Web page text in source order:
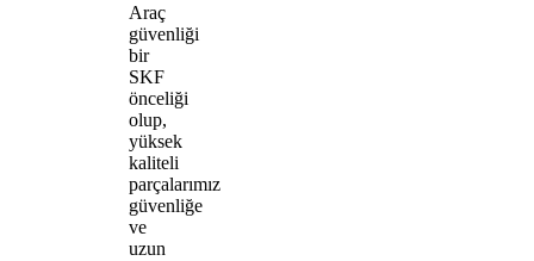
Araç
güvenliği
bir
SKF
önceliği
olup,
yüksek
kaliteli
parçalarımız
güvenliğe
ve
uzun